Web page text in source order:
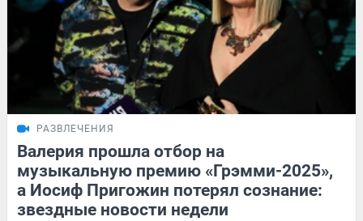
РАЗВЛЕЧЕНИЯ
Валерия прошла отбор на
музыкальную премию «Грэмми-2025»,
а Иосиф Пригожин потерял сознание:
звездные новости недели